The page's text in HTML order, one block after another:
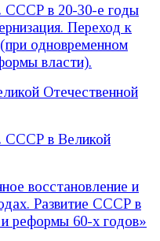
СССР в 20-30-е годы
Переход к
одновременном
власти).
Отечественной
СССР в Великой
восстановление и
Развитие СССР в
реформы 60-х годов»